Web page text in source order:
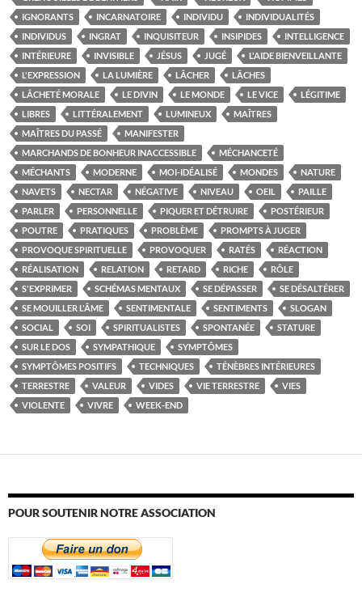
IGNORANTS
INCARNATOIRE INDIVIDU
INDIVIDUALITÉS
INDIVIDUS
INGRAT INQUISITEUR INSIPIDES
INTELLIGENCE
INTÉRIEURE
INVISIBLE JÉSUS JUGÉ
L'AIDE BIENVEILLANTE
L'EXPRESSION
LA LUMIÈRE LÂCHER
LÂCHES
LÂCHETÉ MORALE
LE DIVIN LE MONDE LE VICE
LÉGITIME
LIBRES
LITTÉRALEMENT LUMINEUX
MAÎTRES
MAÎTRES DU PASSÉ
MANIFESTER
MARCHANDS DE BONHEUR INACCESSIBLE
MÉCHANCETÉ
MÉCHANTS
MODERNE MOI-IDÉALISÉ MONDES
NATURE
NAVETS
NECTAR NÉGATIVE NIVEAU OEIL
PAILLE
PARLER
PERSONNELLE PIQUER ET DÉTRUIRE
POSTÉRIEUR
POUTRE
PRATIQUES PROBLÈME
PROMPTS À JUGER
PROVOQUE SPIRITUELLE
PROVOQUER RATÉS
RÉACTION
RÉALISATION
RELATION RETARD RICHE
RÔLE
S'EXPRIMER
SCHÉMAS MENTAUX SE DÉPASSER
SE DÉSALTÉRER
SE MOUILLER L'ÂME
SENTIMENTALE SENTIMENTS
SLOGAN
SOCIAL
SOI SPIRITUALISTES SPONTANÉE
STATURE
SUR LE DOS
SYMPATHIQUE
SYMPTÔMES
SYMPTÔMES POSITIFS
TECHNIQUES
TÉNÈBRES INTÉRIEURES
TERRESTRE
VALEUR VIDES VIE TERRESTRE
VIES
VIOLENTE
VIVRE WEEK-END
POUR SOUTENIR NOTRE ASSOCIATION